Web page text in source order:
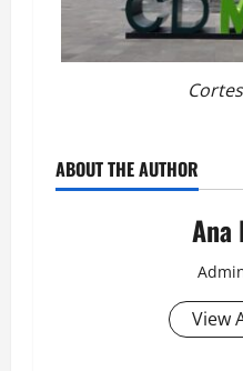
ABOUT THE AUTHOR
Ana
View